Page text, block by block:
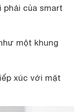
phải của smart
một khung
xúc với mặt